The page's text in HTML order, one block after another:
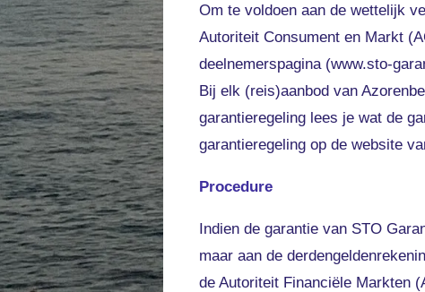
Om te voldoen aan de wettelijk
Autoriteit Consument en Markt
deelnemerspagina (www.sto-
Bij elk (reis)aanbod van
garantieregeling lees je wat de
garantieregeling op de website
Procedure
Indien de garantie van STO
maar aan de
de Autoriteit Financiële Markten